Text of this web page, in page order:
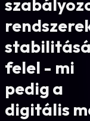
felel - mi
pedig a
digitális